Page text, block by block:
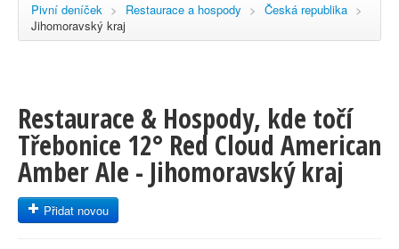
Pivní deníček > Restaurace a hospody > Česká republika >
Jihomoravský kraj
Restaurace & Hospody, kde točí
Třebonice 12° Red Cloud American
Amber Ale - Jihomoravský kraj
Přidat novou